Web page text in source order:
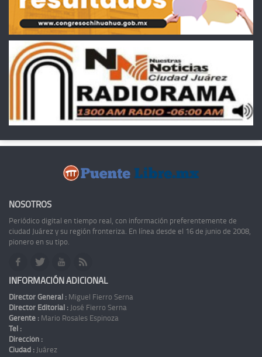
NOSOTROS
Periódico digital en tiempo real, con información preferentemente de
ciudad Juárez y su región fronteriza. En línea desde el 16 de junio de 2008,
pionero en su tipo.
INFORMACIÓN ADICIONAL
Director General : Miguel Fierro Serna
Director Editorial : José Fierro Serna
Gerente : Mario Rosales Espinoza
Tel :
Dirección :
Ciudad : Juárez